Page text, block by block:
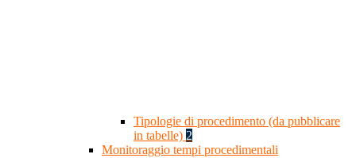
Tipologie di procedimento (da pubblicare
in tabelle) 2
Monitoraggio tempi procedimentali